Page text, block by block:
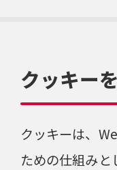
クッキー
クッキーは、
ための仕組みと